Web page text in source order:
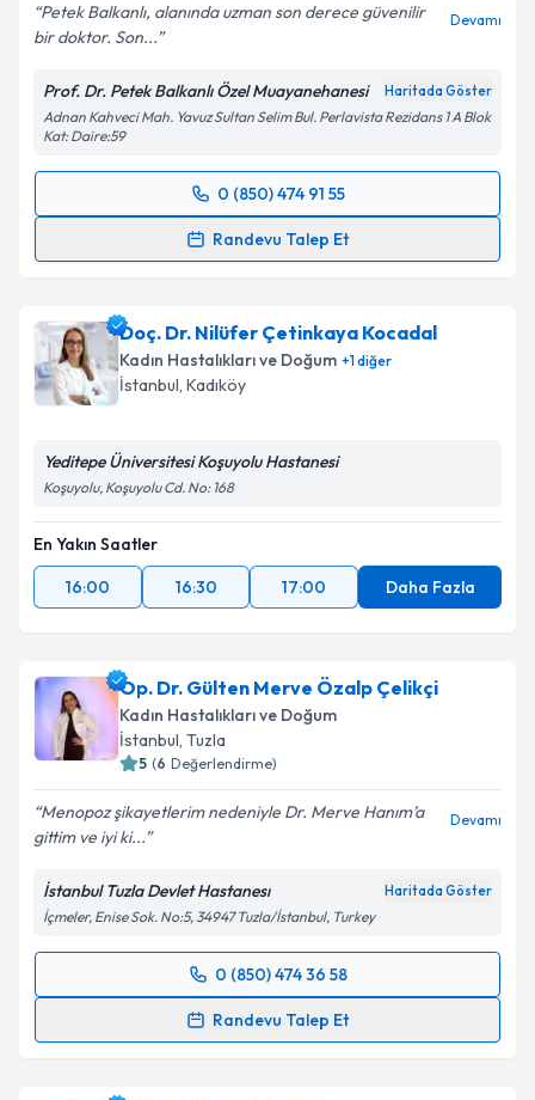
Petek Balkanlı, alanında uzman son derece güvenilir
bir doktor. Son...
Devamı
Prof. Dr. Petek Balkanlı Özel Muayanehanesi Haritada Göster
Adnan Kahveci Mah. Yavuz Sultan Selim Bul. Perlavista Rezidans 1 A Blok
Kat: Daire:59
0 (850) 474 91 55
Randevu Talep Et
Randevu Takvimi Talebi
takvim hazırlandığında e-posta ile bilgilendireceğiz.
E-posta Adresiniz
Kişisel verilerimin işlenmesine ilişkin
Metni'ni okudum ve kişisel verilerimin belirtilen
kapsamda işlenmesini kabul ediyorum.
Doç. Dr. Nilüfer Çetinkaya Kocadal
Kadın Hastalıkları ve Doğum +1diğer
İstanbul, Kadıköy
Yeditepe Üniversitesi Koşuyolu Hastanesi
Koşuyolu, Koşuyolu Cd. No: 168
En Yakın Saatler
16:00
16:30 17:00 Daha Fazla
Op. Dr. Gülten Merve Özalp Çelikçi
Kadın Hastalıkları ve Doğum
İstanbul, Tuzla
5 (6 Değerlendirme)
Menopoz şikayetlerim nedeniyle Dr. Merve Hanım’a
gittim ve iyi ki...
Devamı
İstanbul Tuzla Devlet Hastanesı Haritada Göster
İçmeler, Enise Sok. No:5, 34947 Tuzla/İstanbul, Turkey
0 (850) 474 36 58
Randevu Talep Et
Randevu Takvimi Talebi